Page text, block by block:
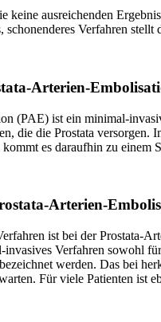
keine ausreichenden
Verfahren
Arterien-
(PAE) ist ein minimal-
die die Prostata versorgen.
es daraufhin zu einem
Arterien-
ist bei der Prostata-
Verfahren sowohl
werden. Das bei
Für viele Patienten ist